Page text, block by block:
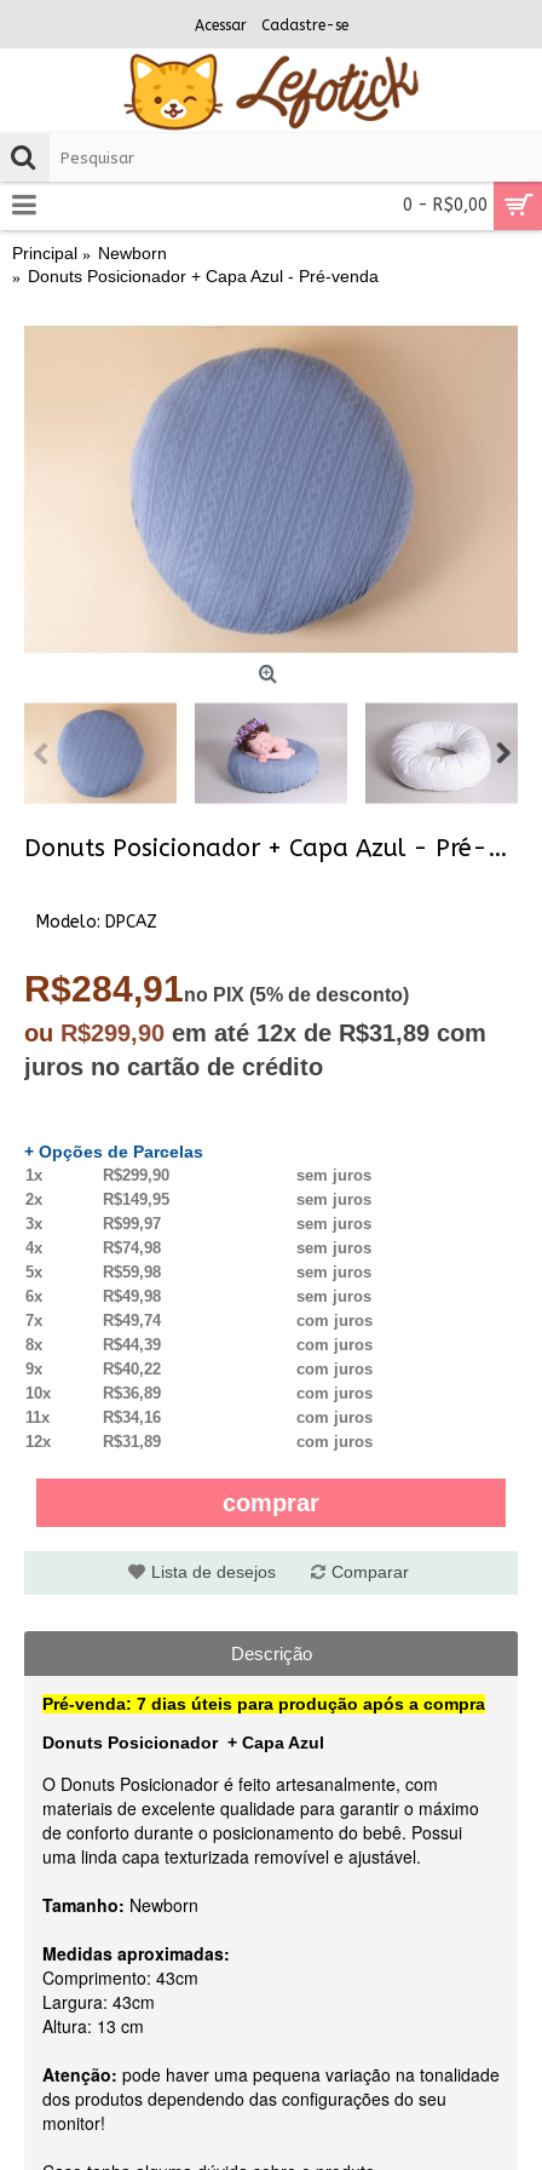
Acessar Cadastre-se
0 - R$0,00
Principal
Newborn
Donuts Posicionador + Capa Azul - Pré-venda
Donuts Posicionador + Capa Azul - Pré-venda
Modelo: DPCAZ
R$284,91no PIX (5% de desconto)
ou R$299,90 em até 12x de R$31,89 com
juros no cartão de crédito
+ Opções de Parcelas
1x R$299,90
sem juros
2x
R$149,95
sem juros
3x
R$99,97
sem juros
4x
R$74,98
sem juros
5x
R$59,98
sem juros
6x
R$49,98
sem juros
7x
R$49,74
com juros
8x
R$44,39
com juros
9x
R$40,22
com juros
10x
R$36,89
com juros
11x
R$34,16
com juros
12x
R$31,89 com juros
comprar
Lista de desejos Comparar
Descrição
Pré-venda: 7 dias úteis para produção após a compra
Donuts Posicionador + Capa Azul
O Donuts Posicionador é feito artesanalmente, com
materiais de excelente qualidade para garantir o máximo
de conforto durante o posicionamento do bebê. Possui
uma linda capa texturizada removível e ajustável.
Tamanho: Newborn
Medidas aproximadas:
Comprimento: 43cm
Largura: 43cm
Altura: 13 cm
Atenção: pode haver uma pequena variação na tonalidade
dos produtos dependendo das configurações do seu
monitor!